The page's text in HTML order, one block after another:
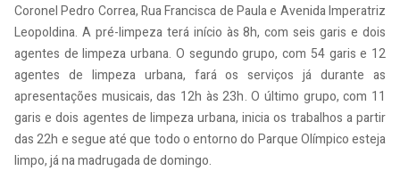
Coronel Pedro Correa, Rua Francisca de Paula e Avenida Imperatriz
Leopoldina. A pré-limpeza terá início às 8h, com seis garis e dois
agentes de limpeza urbana. O segundo grupo, com 54 garis e 12
agentes de limpeza urbana, fará os serviços já durante as
apresentações musicais, das 12h às 23h. O último grupo, com 11
garis e dois agentes de limpeza urbana, inicia os trabalhos a partir
das 22h e segue até que todo o entorno do Parque Olímpico esteja
limpo, já na madrugada de domingo.